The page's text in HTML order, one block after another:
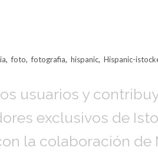
, foto, fotografia, hispanic, Hispanic-
usuarios y
exclusivos de
la colaboración de